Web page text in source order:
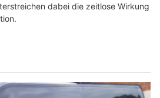
dabei die zeitlose Wirkung